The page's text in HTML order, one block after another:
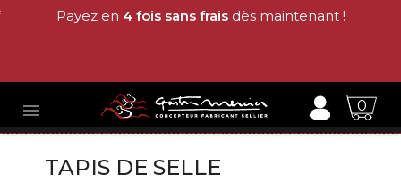
Payez en 4 fois sans fraisdès maintenant !
 0
TAPIS DE SELLE